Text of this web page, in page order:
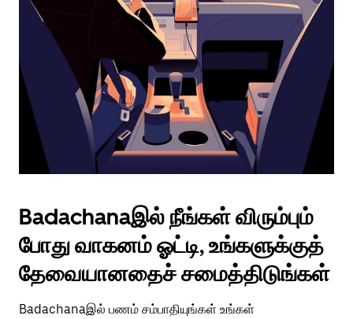
Badachanaஇல் நீங்கள் விரும்பும்
போது வாகனம் ஓட்டி, உங்களுக்குத்
தேவையானதைச் சமைத்திடுங்கள்
Badachanaஇல் பணம் சம்பாதியுங்கள் உங்கள்